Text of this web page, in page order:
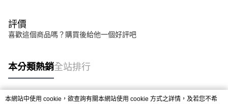
評價
喜歡這個商品嗎？購買後給他一個好評吧
本分類熱銷全站排行
本網站中使用 cookie，欲查詢有關本網站使用 cookie 方式之詳情，及若您不希